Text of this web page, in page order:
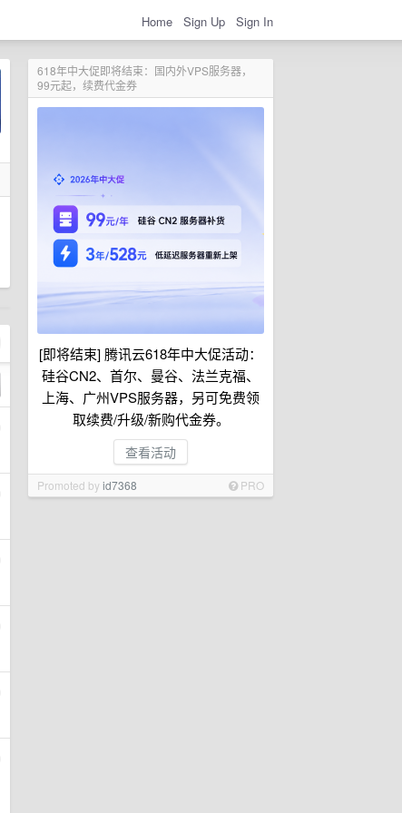
Home Sign Up Sign In
618年中大促即将结束：国内外VPS服务器，
99元起，续费代金券
[即将结束] 腾讯云618年中大促活动：
硅谷CN2、首尔、曼谷、法兰克福、
上海、广州VPS服务器，另可免费领
取续费/升级/新购代金券。
查看活动
Promoted byid7368 PRO